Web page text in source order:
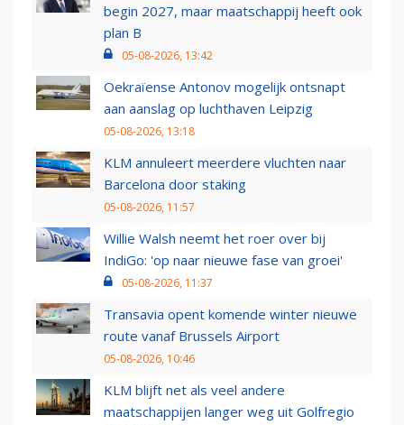
begin 2027, maar maatschappij heeft ook
plan B
05-08-2026, 13:42
Oekraïense Antonov mogelijk ontsnapt
aan aanslag op luchthaven Leipzig
05-08-2026, 13:18
KLM annuleert meerdere vluchten naar
Barcelona door staking
05-08-2026, 11:57
Willie Walsh neemt het roer over bij
IndiGo: 'op naar nieuwe fase van groei'
05-08-2026, 11:37
Transavia opent komende winter nieuwe
route vanaf Brussels Airport
05-08-2026, 10:46
KLM blijft net als veel andere
maatschappijen langer weg uit Golfregio